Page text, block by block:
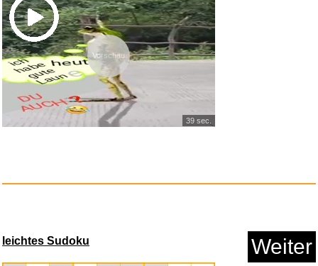
Creedence Clearwater Revival -...
Vorschau
39 sec.
leichtes Sudoku Weiter